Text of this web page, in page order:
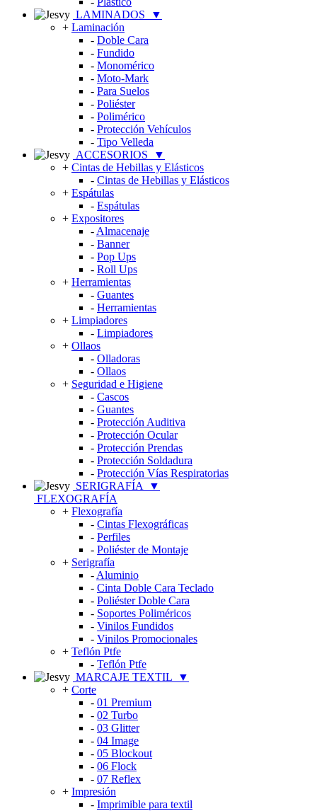
LAMINADOS
▼
+ Laminación
- Doble Cara
- Fundido
- Monomérico
- Moto-Mark
- Para Suelos
- Poliéster
- Polimérico
- Protección Vehículos
- Tipo Velleda
ACCESORIOS
▼
+ Cintas de Hebillas y Elásticos
- Cintas de Hebillas y Elásticos
+ Espátulas
- Espátulas
+ Expositores
- Almacenaje
- Banner
- Pop Ups
- Roll Ups
+ Herramientas
- Guantes
- Herramientas
+ Limpiadores
- Limpiadores
+ Ollaos
- Olladoras
- Ollaos
+ Seguridad e Higiene
- Cascos
- Guantes
- Protección Auditiva
- Protección Ocular
- Protección Prendas
- Protección Soldadura
- Protección Vías Respiratorias
SERIGRAFÍA
▼
FLEXOGRAFÍA
+ Flexografía
- Cintas Flexográficas
- Perfiles
- Poliéster de Montaje
+ Serigrafía
- Aluminio
- Cinta Doble Cara Teclado
- Poliéster Doble Cara
- Soportes Poliméricos
- Vinilos Fundidos
- Vinilos Promocionales
+ Teflón Ptfe
- Teflón Ptfe
MARCAJE TEXTIL
▼
+ Corte
- 01 Premium
- 02 Turbo
- 03 Glitter
- 04 Image
- 05 Blockout
- 06 Flock
- 07 Reflex
+ Impresión
- Imprimible para textil